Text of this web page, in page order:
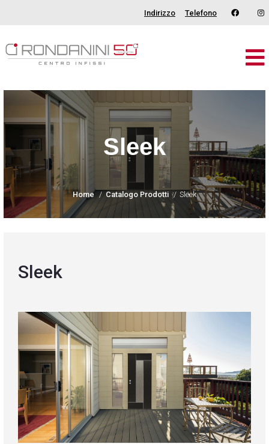
Indirizzo Telefono
Brand
Oscuranti
Outdoor
Tende
Contatti
Sleek
Home Catalogo Prodotti Sleek
Sleek